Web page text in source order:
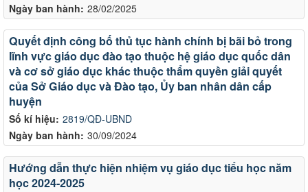
Ngày ban hành: 28/02/2025
Số kí hiệu: 2819/QĐ-UBND
Ngày ban hành: 30/09/2024
Quyết định công bố thủ tục hành chính bị bãi bỏ trong
lĩnh vực giáo dục đào tạo thuộc hệ giáo dục quốc dân
và cơ sở giáo dục khác thuộc thẩm quyền giải quyết
của Sở Giáo dục và Đào tạo, Ủy ban nhân dân cấp
huyện
Hướng dẫn thực hiện nhiệm vụ giáo dục tiểu học năm
học 2024-2025